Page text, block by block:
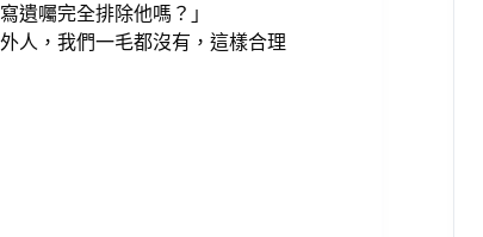
遺囑完全排除他嗎？」
人，我們一毛都沒有，這樣合理